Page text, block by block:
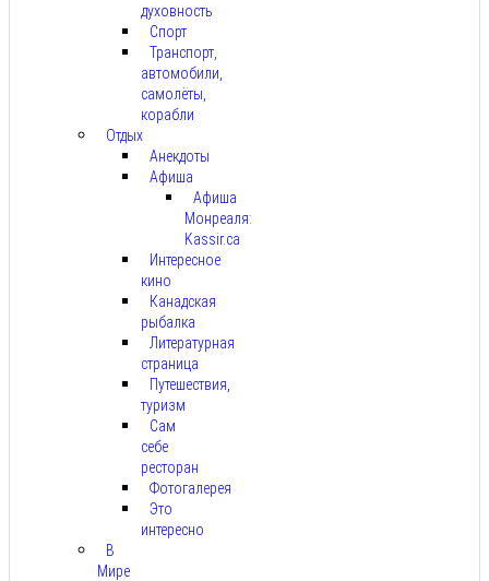
духовность
Спорт
Транспорт,
автомобили,
самолёты,
корабли
Отдых
Анекдоты
Афиша
Афиша
Монреаля:
Kassir.ca
Интересное
кино
Канадская
рыбалка
Литературная
страница
Путешествия,
туризм
Сам
себе
ресторан
Фотогалерея
Это
интересно
В
Мире